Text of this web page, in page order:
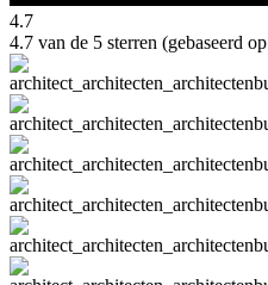
4.7
4.7 van de 5 sterren (gebaseerd op